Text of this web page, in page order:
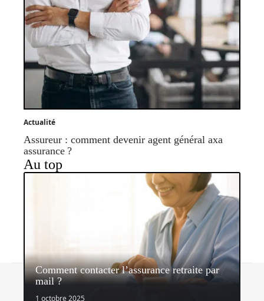
Actualité
Assureur : comment devenir agent général axa
assurance ?
Au top
Comment contacter l’assurance retraite par
mail ?
1 octobre 2025
Contact Mentions légales Sitemap